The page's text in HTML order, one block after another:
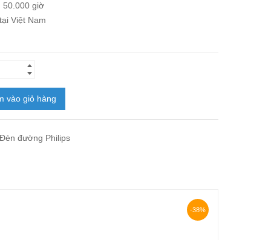
50.000 giờ
Việt Nam
vào giỏ hàng
Đèn đường Philips
-38%